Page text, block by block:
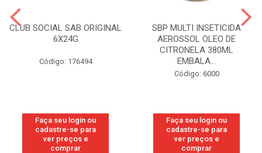
CLUB SOCIAL SAB ORIGINAL
6X24G
Código: 176494
Faça seu login ou
cadastre-se para
ver preços e
comprar
SBP MULTI INSETICIDA
AEROSSOL OLEO DE
CITRONELA 380ML
EMBALA...
Código: 6000
Faça seu login ou
cadastre-se para
ver preços e
comprar